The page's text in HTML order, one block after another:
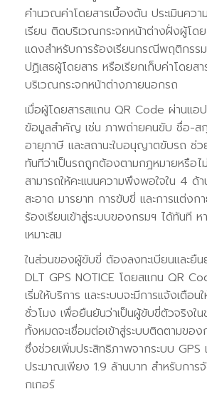
คำนวณค่าโดยสารเบื้องต้น ประเมินคว
เรียน ติดบริเวณกระจกหน้าต่างฝั่งผู้โด
แดงสำหรับการร้องเรียนกรณีพฤติกรรม
ปฏิเสธผู้โดยสาร หรือเรียกเก็บค่าโดยส
บริเวณกระจกหน้าต่างภายนอกรถ
เมื่อผู้โดยสารสแกน QR Code ผ่านแอ
ข้อมูลสำคัญ เช่น ภาพถ่ายคนขับ ชื่อ-ส
อายุภาษี และสถานะใบอนุญาตขับรถ ช่
ทันทีว่าเป็นรถถูกต้องตามกฎหมายหรือ
สามารถให้คะแนนความพึงพอใจใน 4 ด้
สะอาด มารยาท การขับขี่ และการแต่ง
ร้องเรียนเข้าสู่ระบบของกรมฯ ได้ทันที
เหมาะสม
ในส่วนของผู้ขับขี่ ต้องลงทะเบียนและยื
DLT GPS NOTICE โดยสแกน QR
เริ่มให้บริการ และระบบจะมีการแจ้งเตื
ชั่วโมง เพื่อยืนยันว่าเป็นผู้ขับขี่ตัวจริงใ
ทั้งหมดจะเชื่อมต่อเข้าสู่ระบบติดตามขอ
ซึ่งช่วยเพิ่มประสิทธิภาพจากระบบ GPS
ประมาณเพียง 1.9 ล้านบาท สำหรับกา
กเกอร์